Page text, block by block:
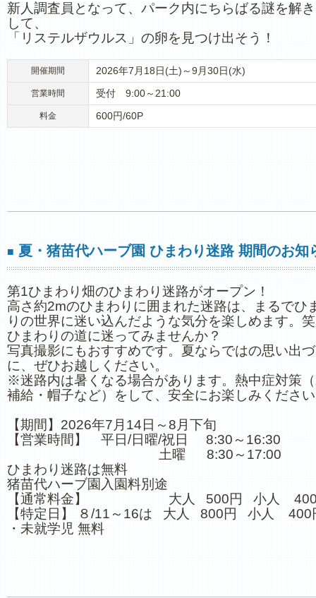
新人調査員となって、パーク内にちらばる謎を解
して、
「リステルザウルス」の卵を見つけ出そう！
開催期間 2026年7月18日(土)～9月30日(水)
営業時間 受付 9:00～21:00
料金 600円/60P
■ 夏・猪苗代ハーブ園 ひまわり迷路 期間のお知
第1ひまわり畑のひまわり迷路がオープン！
高さ約2mのひまわりに囲まれた迷路は、まるでひ
りの世界に迷い込んだような気分を楽しめます。
ひまわりの道に迷ってみませんか？
写真撮影にもおすすめです。夏ならではの思い出
に、ぜひお越しください。
※迷路内は暑くなる場合があります。熱中症対策
補給・帽子など）をして、安全にお楽しみくださ
【期間】2026年7月14日～8月下旬
【営業時間】 平日/日曜/祝日 8:30～16:30
土曜 8:30～17:00
ひまわり迷路は無料
猪苗代ハーブ園入園料別途
【通常料金】 大人 500円 小人 400
【特定日】 ８/11～16は 大人 800円 小人 400
・未就学児 無料